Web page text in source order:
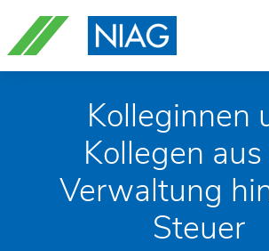
überspringen
Kolleginnen
Kollegen
Verwaltung
Steuer